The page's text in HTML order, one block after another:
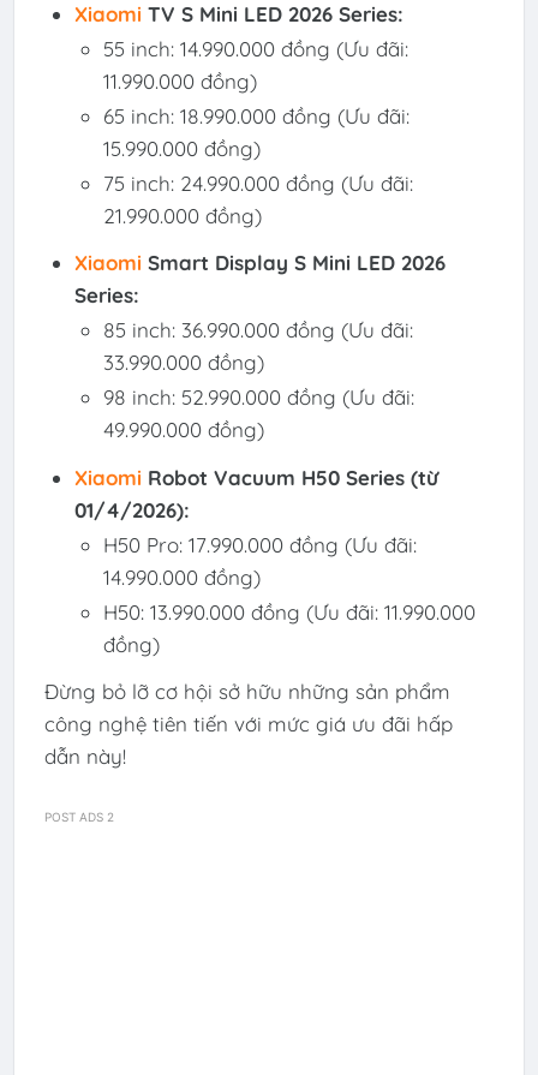
Xiaomi TV S Mini LED 2026 Series:
55 inch: 14.990.000 đồng (Ưu đãi:
11.990.000 đồng)
65 inch: 18.990.000 đồng (Ưu đãi:
15.990.000 đồng)
75 inch: 24.990.000 đồng (Ưu đãi:
21.990.000 đồng)
Xiaomi Smart Display S Mini LED 2026
Series:
85 inch: 36.990.000 đồng (Ưu đãi:
33.990.000 đồng)
98 inch: 52.990.000 đồng (Ưu đãi:
49.990.000 đồng)
Xiaomi Robot Vacuum H50 Series (từ
01/4/2026):
H50 Pro: 17.990.000 đồng (Ưu đãi:
14.990.000 đồng)
H50: 13.990.000 đồng (Ưu đãi: 11.990.000
đồng)
Đừng bỏ lỡ cơ hội sở hữu những sản phẩm
công nghệ tiên tiến với mức giá ưu đãi hấp
dẫn này!
POST ADS 2